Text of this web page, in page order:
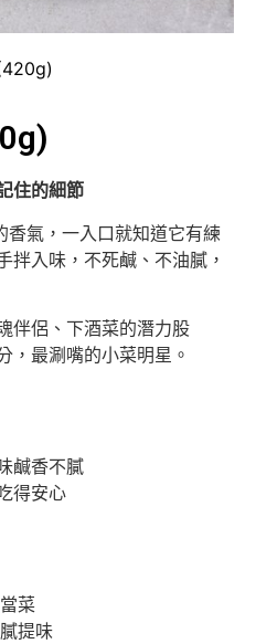
住的細節
香氣，一入口就知道它有練
拌入味，不死鹹、不油膩，
伴侶、下酒菜的潛力股
，最涮嘴的小菜明星。
鹹香不膩
得安心
菜
提味